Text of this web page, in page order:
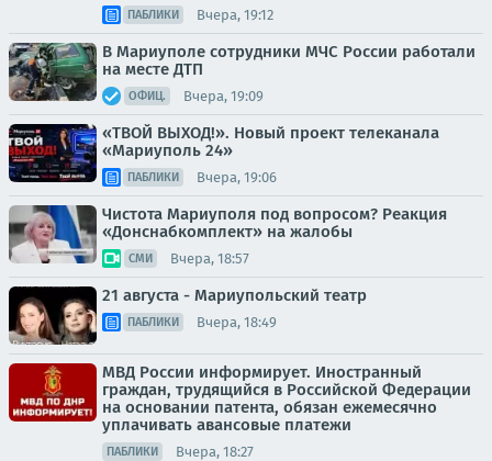
ПАБЛИКИ Вчера, 19:12
В Мариуполе сотрудники МЧС России работали
на месте ДТП
ОФИЦ. Вчера, 19:09
«ТВОЙ ВЫХОД!». Новый проект телеканала
«Мариуполь 24»
ПАБЛИКИ Вчера, 19:06
Чистота Мариуполя под вопросом? Реакция
«Донснабкомплект» на жалобы
СМИ Вчера, 18:57
21 августа - Мариупольский театр
ПАБЛИКИ Вчера, 18:49
МВД России информирует. Иностранный
граждан, трудящийся в Российской Федерации
на основании патента, обязан ежемесячно
уплачивать авансовые платежи
ПАБЛИКИ Вчера, 18:27